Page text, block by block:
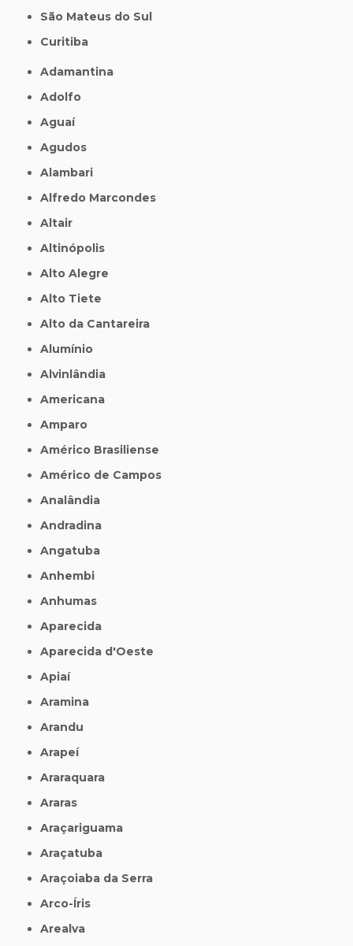
São Mateus do Sul
Curitiba
Adamantina
Adolfo
Aguaí
Agudos
Alambari
Alfredo Marcondes
Altair
Altinópolis
Alto Alegre
Alto Tiete
Alto da Cantareira
Alumínio
Alvinlândia
Americana
Amparo
Américo Brasiliense
Américo de Campos
Analândia
Andradina
Angatuba
Anhembi
Anhumas
Aparecida
Aparecida d'Oeste
Apiaí
Aramina
Arandu
Arapeí
Araraquara
Araras
Araçariguama
Araçatuba
Araçoiaba da Serra
Arco-Íris
Arealva